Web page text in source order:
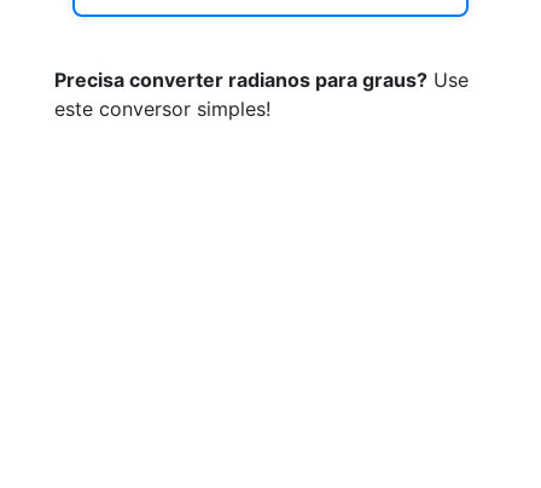
Precisa converter radianos para graus? Use
este conversor simples!